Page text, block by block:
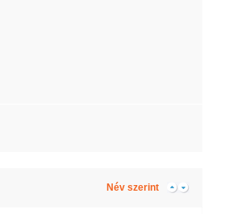
Név szerint